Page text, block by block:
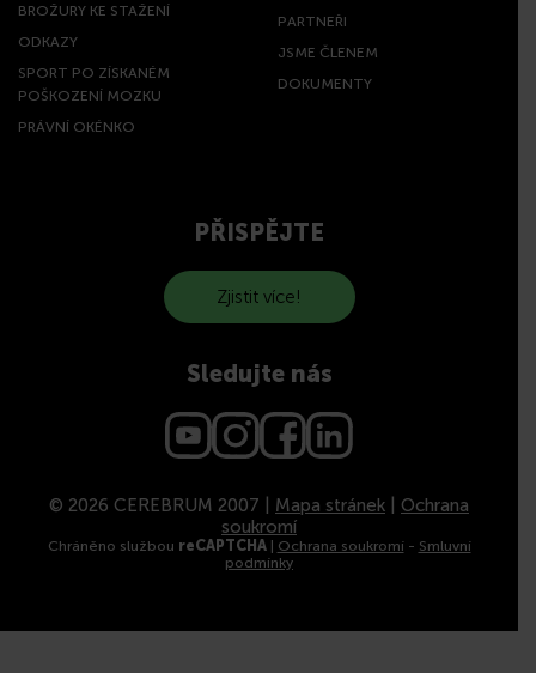
BROŽURY KE STAŽENÍ
ODKAZY
SPORT PO ZÍSKANÉM
POŠKOZENÍ MOZKU
PRÁVNÍ OKÉNKO
PARTNEŘI
JSME ČLENEM
DOKUMENTY
PŘISPĚJTE
Zjistit více!
Sledujte nás
© 2026 CEREBRUM 2007 | Mapa stránek
Ochrana
soukromí
Chráněno službou reCAPTCHA| Ochrana soukromí - Smluvní
podmínky